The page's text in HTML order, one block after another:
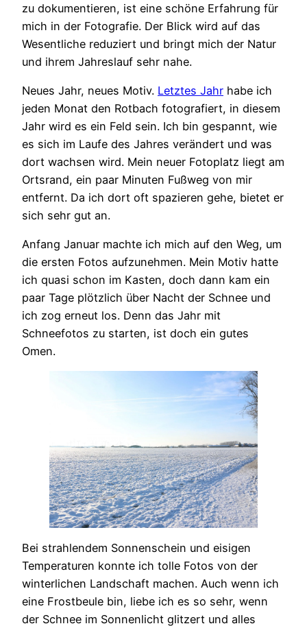
zu dokumentieren, ist eine schöne Erfahrung für
mich in der Fotografie. Der Blick wird auf das
Wesentliche reduziert und bringt mich der Natur
und ihrem Jahreslauf sehr nahe.
Neues Jahr, neues Motiv. Letztes Jahr habe ich
jeden Monat den Rotbach fotografiert, in diesem
Jahr wird es ein Feld sein. Ich bin gespannt, wie
es sich im Laufe des Jahres verändert und was
dort wachsen wird. Mein neuer Fotoplatz liegt am
Ortsrand, ein paar Minuten Fußweg von mir
entfernt. Da ich dort oft spazieren gehe, bietet er
sich sehr gut an.
Anfang Januar machte ich mich auf den Weg, um
die ersten Fotos aufzunehmen. Mein Motiv hatte
ich quasi schon im Kasten, doch dann kam ein
paar Tage plötzlich über Nacht der Schnee und
ich zog erneut los. Denn das Jahr mit
Schneefotos zu starten, ist doch ein gutes
Omen.
Bei strahlendem Sonnenschein und eisigen
Temperaturen konnte ich tolle Fotos von der
winterlichen Landschaft machen. Auch wenn ich
eine Frostbeule bin, liebe ich es so sehr, wenn
der Schnee im Sonnenlicht glitzert und alles